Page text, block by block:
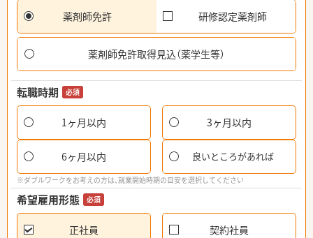
薬剤師免許 研修認定薬剤師
薬剤師免許取得見込（薬学生等）
転職時期 必須
1ヶ月以内 3ヶ月以内
6ヶ月以内 良いところがあれば
※ダブルワークをお考えの方は、就業開始時期の目安を選択してください
希望雇用形態 必須
正社員 契約社員